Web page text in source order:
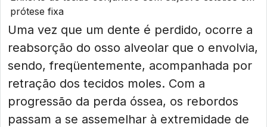
prótese fixa
Uma vez que um dente é perdido, ocorre a
reabsorção do osso alveolar que o envolvia,
sendo, freqüentemente, acompanhada por
retração dos tecidos moles. Com a
progressão da perda óssea, os rebordos
passam a se assemelhar à extremidade de